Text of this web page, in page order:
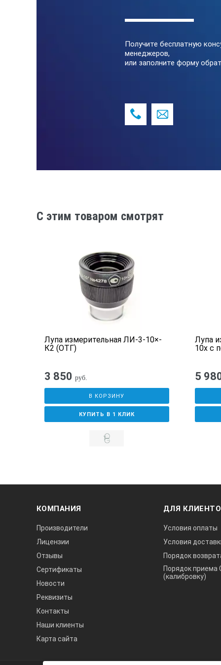
Получите бесплатную
менеджеров,
или заполните форму
C этим товаром смотрят
Лупа измерительная ЛИ-3-10×-
К2 (ОТГ)
3 850 руб.
В КОРЗИНУ
КУПИТЬ В 1 КЛИК
Лупа
10х с
5
КОМПАНИЯ
Производители
Лицензии
Отзывы
Сертификаты
Новости
Реквизиты
Контакты
Наши клиенты
Карта сайта
ДЛЯ
Условия оплаты
Условия
Порядок
Порядок приема
(калибровку)